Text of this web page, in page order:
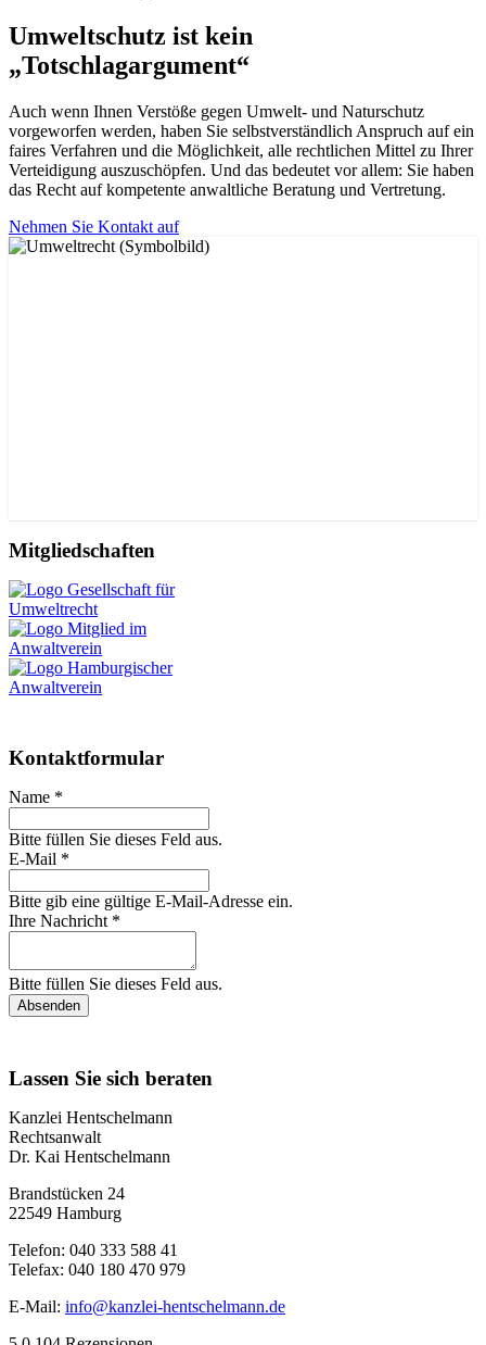
Umweltschutz ist kein
„Totschlagargument“
Auch wenn Ihnen Verstöße gegen Umwelt- und Naturschutz
vorgeworfen werden, haben Sie selbstverständlich Anspruch auf ein
faires Verfahren und die Möglichkeit, alle rechtlichen Mittel zu Ihrer
Verteidigung auszuschöpfen. Und das bedeutet vor allem: Sie haben
das Recht auf kompetente anwaltliche Beratung und Vertretung.
Nehmen Sie Kontakt auf
Mitgliedschaften
Kontaktformular
Name *
Bitte füllen Sie dieses Feld aus.
E-Mail *
Bitte gib eine gültige E-Mail-Adresse ein.
Ihre Nachricht *
Bitte füllen Sie dieses Feld aus.
Absenden
Lassen Sie sich beraten
Kanzlei Hentschelmann
Rechtsanwalt
Dr. Kai Hentschelmann
Brandstücken 24
22549 Hamburg
Telefon: 040 333 588 41
Telefax: 040 180 470 979
E-Mail: info@kanzlei-hentschelmann.de